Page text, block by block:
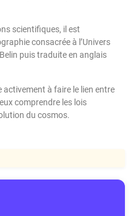
scientifiques, il est
consacrée à l’Univers
puis traduite en anglais
à faire le lien entre
comprendre les lois
du cosmos.